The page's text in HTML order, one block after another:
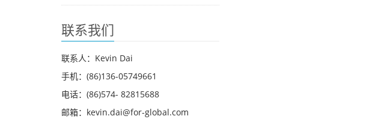
联系我们
联系人：Kevin Dai
手机：(86)136-05749661
电话：(86)574- 82815688
邮箱：kevin.dai@for-global.com